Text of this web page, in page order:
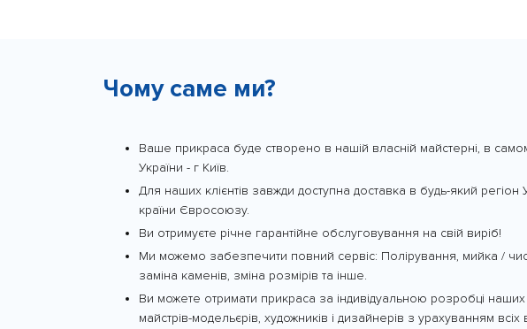
Чому саме ми?
Ваше прикраса буде створено в нашій власній майстерні, в
України - г Київ.
Для наших клієнтів завжди доступна доставка в будь-який регіон
країни Євросоюзу.
Ви отримуєте річне гарантійне обслуговування на свій виріб!
Ми можемо забезпечити повний сервіс: Полірування, мийка /
заміна каменів, зміна розмірів та інше.
Ви можете отримати прикраса за індивідуальною розробці
майстрів-модельєрів, художників і дизайнерів з урахуванням